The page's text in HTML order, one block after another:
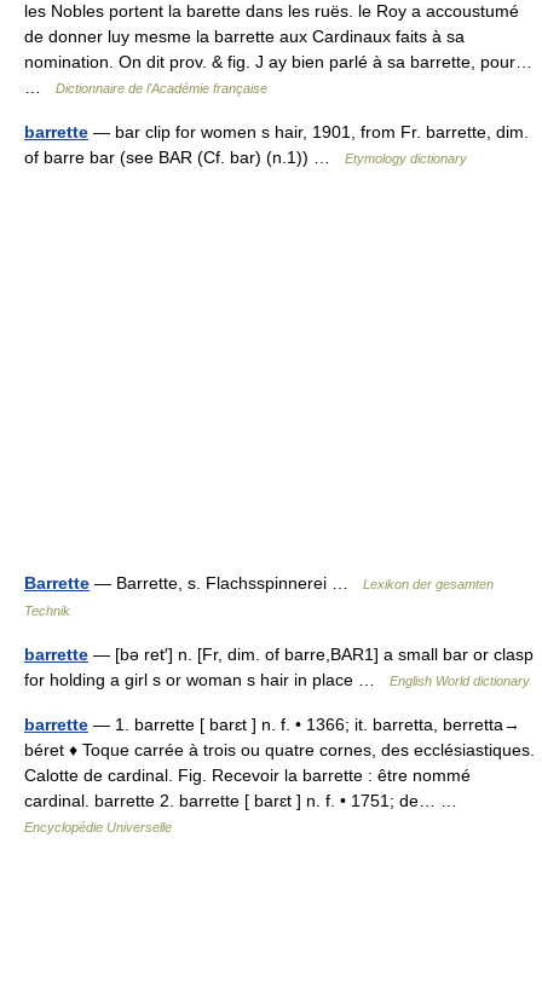
les Nobles portent la barette dans les ruës. le Roy a accoustumé
de donner luy mesme la barrette aux Cardinaux faits à sa
nomination. On dit prov. & fig. J ay bien parlé à sa barrette, pour…
Dictionnaire de l'Académie française
barrette — bar clip for women s hair, 1901, from Fr. barrette, dim.
of barre bar (see BAR (Cf. bar) (n.1)) …
Etymology dictionary
Barrette — Barrette, s. Flachsspinnerei …
Lexikon der gesamten
Technik
barrette — [bə ret′] n. [Fr, dim. of barre,BAR1] a small bar or clasp
for holding a girl s or woman s hair in place …
English World dictionary
barrette — 1. barrette [ barɛt ] n. f. • 1366; it. barretta, berretta→
béret ♦ Toque carrée à trois ou quatre cornes, des ecclésiastiques.
Calotte de cardinal. Fig. Recevoir la barrette : être nommé
cardinal. barrette 2. barrette [ barɛt ] n. f. • 1751; de… …
Encyclopédie Universelle